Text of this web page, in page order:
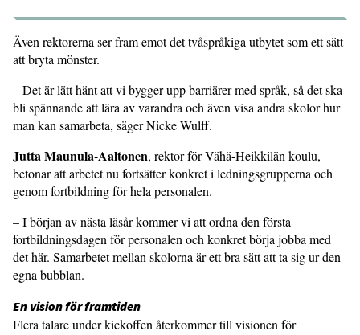
Även rektorerna ser fram emot det två­språkiga utbytet som ett sätt
att bryta mönster.
– Det är lätt hänt att vi bygger upp barriärer med språk, så det ska
bli spän­nande att lära av varandra och även visa andra skolor hur
man kan samarbeta, säger Nicke Wulff.
Jutta Maunula-Aaltonen, rektor för Vähä-Heikkilän koulu,
betonar att arbetet nu fortsätter konkret i ledningsgrupperna och
genom fortbildning för hela personalen.
– I början av nästa läsår kommer vi att ordna den första
fortbildningsdagen för personalen och konkret börja jobba med
det här. Samarbetet mellan skolorna är ett bra sätt att ta sig ur den
egna bubblan.
En vision för framtiden
Flera talare under kickoffen återkommer till visio­nen för